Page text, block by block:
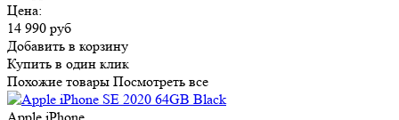
Цена:
14 990 руб
Добавить в корзину
Купить в один клик
Похожие товары Посмотреть все